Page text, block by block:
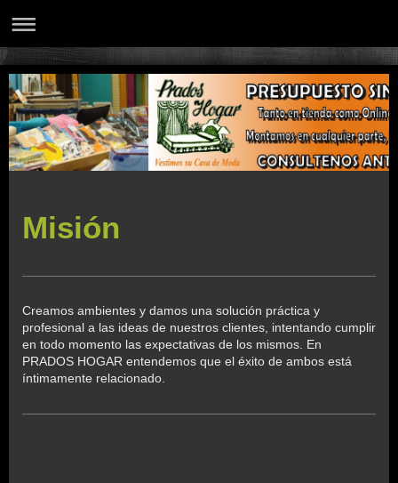
Misión
Creamos ambientes y damos una solución práctica y
profesional a las ideas de nuestros clientes, intentando cumplir
en todo momento las expectativas de los mismos. En
PRADOS HOGAR entendemos que el éxito de ambos está
íntimamente relacionado.